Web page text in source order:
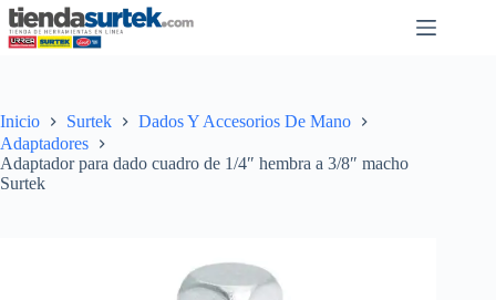
Saltar
al
contenido
Inicio Surtek
Dados Y Accesorios De Mano
Adaptadores
Adaptador para dado cuadro de 1/4″ hembra a 3/8″ macho
Surtek